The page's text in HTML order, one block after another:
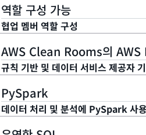
성할 때 데이터가 있는 위치에서 데
Resolution을 사용할 때 여러 공동
작업자 간에 공유되거나 공개되지
를 보호하기 위해 자동으로 적용되
다. 예를 들어, 최소 집계 임계값과
ML을 사용하는 경우, 모델을 훈련시
작업자 간에 공유 또는 공개되지 않
습니다. AWS SDK 또는 명령줄 인
나, 기존 워크플로 및 제품 내에서 클
역할 구성 가능
협업 멤버 역할 구성
지정할 수 있습니다. 예를 들어, 쿼리
SQL 쿼리 실행자로 지정하고 다른
니다. 협업을 설정할 때 SQL 쿼리 결
택한 멤버에게 지정하여 협업의 쿼
파트너와 협업하여 쿼리 실행자에
AWS Clean Rooms의
규칙 기반 및 데이터 서비스 제공자
강화된 AWS Clean Rooms 협업을
기반 또는 데이터 서비스 공급자 기
PySpark
데이터 처리 및 분석에 PySpark 사용